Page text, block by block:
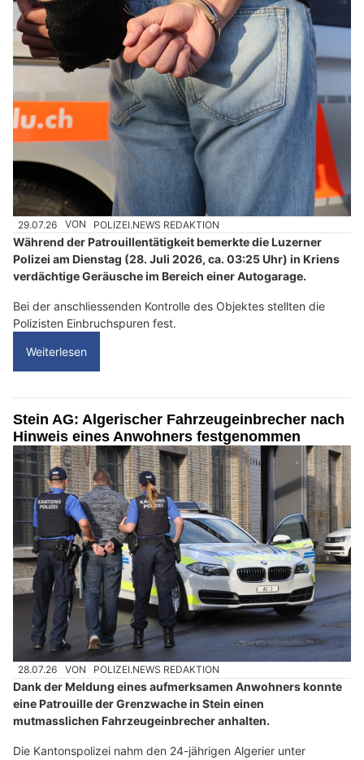
29.07.26 VON POLIZEI.NEWS REDAKTION
Während der Patrouillentätigkeit bemerkte die Luzerner
Polizei am Dienstag (28. Juli 2026, ca. 03:25 Uhr) in Kriens
verdächtige Geräusche im Bereich einer Autogarage.
Bei der anschliessenden Kontrolle des Objektes stellten die
Polizisten Einbruchspuren fest.
Weiterlesen
Stein AG: Algerischer Fahrzeugeinbrecher nach
Hinweis eines Anwohners festgenommen
28.07.26 VON POLIZEI.NEWS REDAKTION
Dank der Meldung eines aufmerksamen Anwohners konnte
eine Patrouille der Grenzwache in Stein einen
mutmasslichen Fahrzeugeinbrecher anhalten.
Die Kantonspolizei nahm den 24-jährigen Algerier unter